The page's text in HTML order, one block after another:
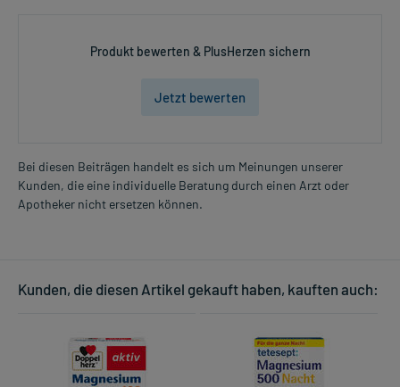
Produkt bewerten & PlusHerzen sichern
Jetzt bewerten
Bei diesen Beiträgen handelt es sich um Meinungen unserer
Kunden, die eine individuelle Beratung durch einen Arzt oder
Apotheker nicht ersetzen können.
Kunden, die diesen Artikel gekauft haben, kauften auch: